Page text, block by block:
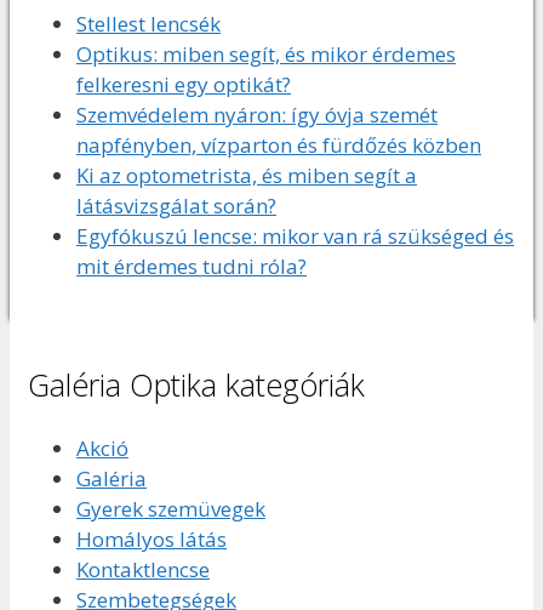
Stellest lencsék
Optikus: miben segít, és mikor érdemes
felkeresni egy optikát?
Szemvédelem nyáron: így óvja szemét
napfényben, vízparton és fürdőzés közben
Ki az optometrista, és miben segít a
látásvizsgálat során?
Egyfókuszú lencse: mikor van rá szükséged és
mit érdemes tudni róla?
Galéria Optika kategóriák
Akció
Galéria
Gyerek szemüvegek
Homályos látás
Kontaktlencse
Szembetegségek